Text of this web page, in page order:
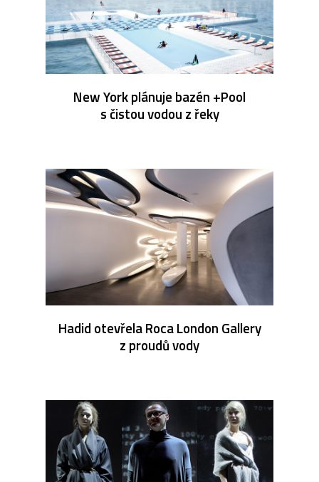
New York plánuje bazén +Pool
s čistou vodou z řeky
Hadid otevřela Roca London Gallery
z proudů vody